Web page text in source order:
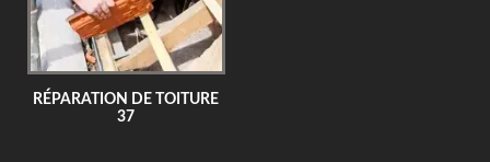
RÉPARATION DE TOITURE
37